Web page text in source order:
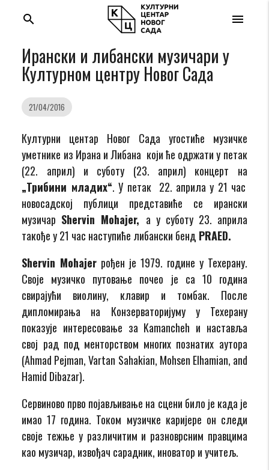
menu
search
Ирански и либански музичари у
Културном центру Новог Сада
21/04/2016
Културни центар Новог Сада угостиће музичке
уметнике из Ирана и Либана који ће одржати у петак
(22. април) и суботу (23. април) концерт на
„Трибини младих“. У петак 22. априла у 21 час
новосадској публици представиће се ирански
музичар Shervin Mohajer, а у суботу 23. априла
такође у 21 час наступиће либански бенд PRAED.
Shervin Mohajer рођен је 1979. године у Техерану.
Своје музичко путовање почео је са 10 година
свирајући виолину, клавир и томбак. После
дипломирања на Конзерваторијуму у Техерану
показује интересовање за Kamancheh и наставља
свој рад под менторством многих познатих аутора
(Ahmad Pejman, Vartan Sahakian, Mohsen Elhamian, and
Hamid Dibazar).
Сервиново прво појављивање на сцени било је када је
имао 17 година. Током музичке каријере он следи
своје тежње у различитим и разноврсним правцима
као музичар, извођач сарадник, иноватор и учитељ.